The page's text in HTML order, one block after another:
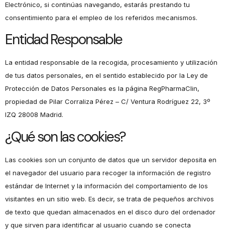
Electrónico, si continúas navegando, estarás prestando tu
consentimiento para el empleo de los referidos mecanismos.
Entidad Responsable
La entidad responsable de la recogida, procesamiento y utilización
de tus datos personales, en el sentido establecido por la Ley de
Protección de Datos Personales es la página RegPharmaClin,
propiedad de Pilar Corraliza Pérez – C/ Ventura Rodríguez 22, 3º
IZQ 28008 Madrid.
¿Qué son las cookies?
Las cookies son un conjunto de datos que un servidor deposita en
el navegador del usuario para recoger la información de registro
estándar de Internet y la información del comportamiento de los
visitantes en un sitio web. Es decir, se trata de pequeños archivos
de texto que quedan almacenados en el disco duro del ordenador
y que sirven para identificar al usuario cuando se conecta